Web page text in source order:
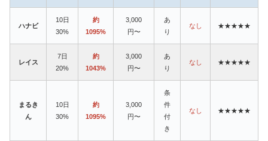
ハナビ
10日
30%
約
1095%
3,000
円〜
あ
り
なし ★★★★★
レイス
7日
20%
約
1043%
3,000
円〜
あ
り
なし ★★★★★
まるき
ん
10日
30%
約
1095%
3,000
円〜
条
件
付
き
なし ★★★★★